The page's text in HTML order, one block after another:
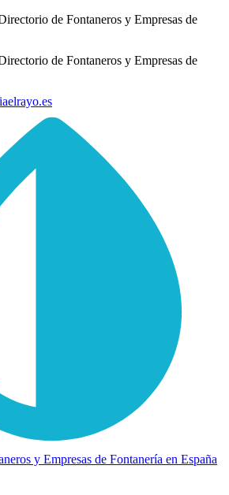
de Fontaneros y Empresas de
de Fontaneros y Empresas de
y Empresas de Fontanería en España